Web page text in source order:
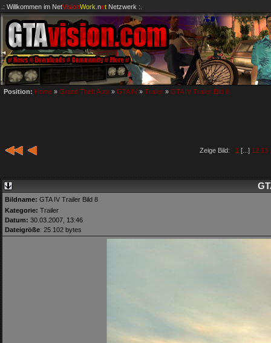
.: Willkommen im NetVisionWork .netNetzwerk :.
Position: Home » Grand Theft Auto » GTA IV » Trailer » GTA IV Trailer Bild 8
Zeige Bild: 1 [...] 12 13
Bildname: GTA IV Trailer Bild 8
Kategorie: Trailer
Datum: 30.03.2007, 13:46
Dateigröße: 25.102 bytes